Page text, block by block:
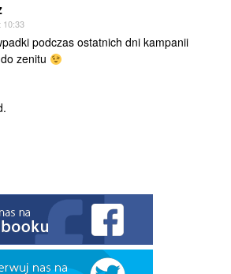
10:33
podczas ostatnich dni kampanii
zenitu